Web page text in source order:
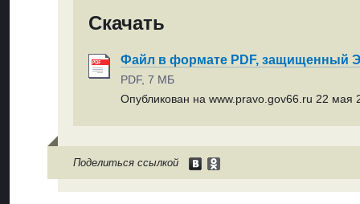
Скачать
Файл в формате PDF, защищенный
PDF, 7 МБ
Опубликован на www.pravo.gov66.ru 22 мая
Поделиться ссылкой